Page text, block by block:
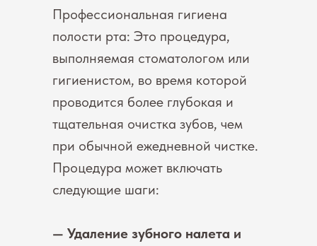
Профессиональная гигиена
полости рта: Это процедура,
выполняемая стоматологом или
гигиенистом, во время которой
проводится более глубокая и
тщательная очистка зубов, чем
при обычной ежедневной чистке.
Процедура может включать
следующие шаги:
— Удаление зубного налета и